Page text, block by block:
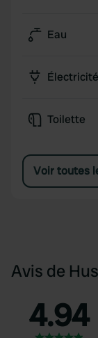
Eau
Toilette
Voir toutes
Avis de
4.94